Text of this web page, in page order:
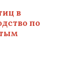
в
по